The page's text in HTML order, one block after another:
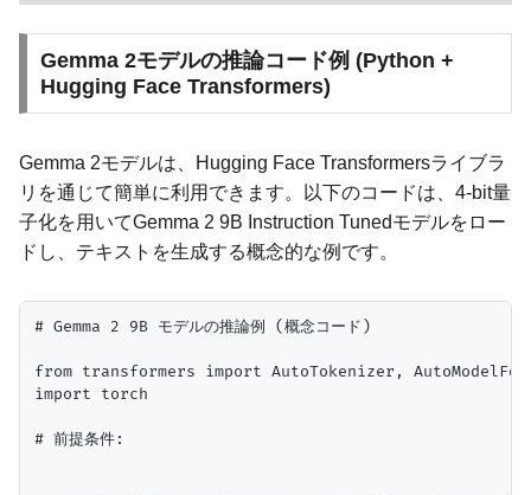
Gemma 2モデルの推論コード例 (Python +
Hugging Face Transformers)
Gemma 2モデルは、Hugging Face Transformersライブラ
リを通じて簡単に利用できます。以下のコードは、4-bit量
子化を用いてGemma 2 9B Instruction Tunedモデルをロー
ドし、テキストを生成する概念的な例です。
# Gemma 2 9B モデルの推論例 (概念コード)
from transformers import AutoTokenizer,
import torch
# 前提条件: